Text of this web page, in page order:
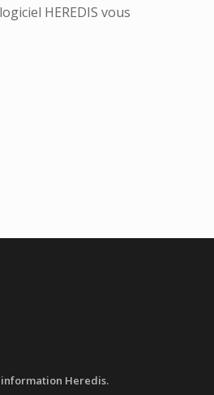
HEREDIS vous
Heredis.